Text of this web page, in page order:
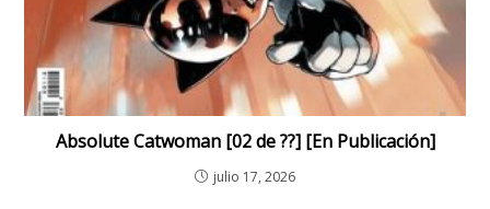
Absolute Catwoman [02 de ??] [En Publicación]
julio 17, 2026